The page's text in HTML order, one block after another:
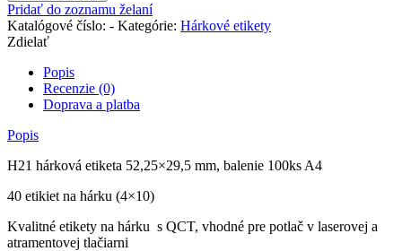
Pridať do zoznamu želaní
Katalógové číslo: - Kategórie: Hárkové etikety
Zdielať
Popis
Recenzie (0)
Doprava a platba
Popis
H21 hárková etiketa 52,25×29,5 mm, balenie 100ks A4
40 etikiet na hárku (4×10)
Kvalitné etikety na hárku s QCT, vhodné pre potlač v laserovej a
atramentovej tlačiarni